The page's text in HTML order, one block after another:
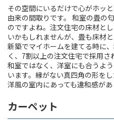
その空間にいるだけで心がホッ
由来の間取りです。 和室の畳の
のですよね。注文住宅の床材と
いかもしれませんが、畳も床材と
新築でマイホームを建てる時に
く、7割以上の注文住宅で採用
和室ではなく、洋室にも合うよ
います。縁がない真四角の形を
洋風の室内にあっても違和感があ
カーペット